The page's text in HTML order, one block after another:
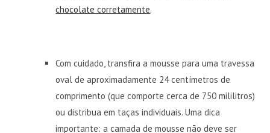
chocolate corretamente.
Com cuidado, transfira a mousse para uma travessa
oval de aproximadamente 24 centímetros de
comprimento (que comporte cerca de 750 mililitros)
ou distribua em taças individuais. Uma dica
importante: a camada de mousse não deve ser